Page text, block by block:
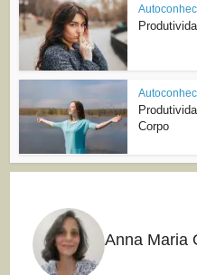
Corpo
Anna Maria